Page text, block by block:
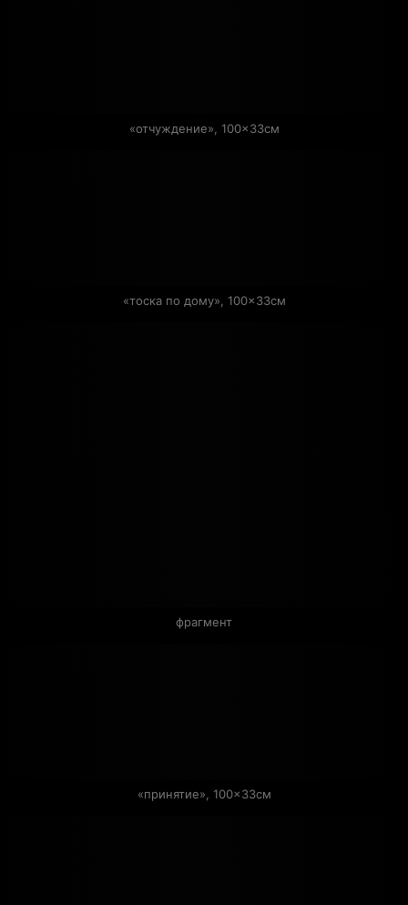
«отчуждение», 100×33см
«тоска по дому», 100×33см
фрагмент
«принятие», 100×33см